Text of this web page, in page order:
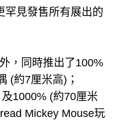
罕見發售所有展出的
，同時推出了100%
(約7厘米高)；
1000% (約70厘米
Mickey Mouse玩